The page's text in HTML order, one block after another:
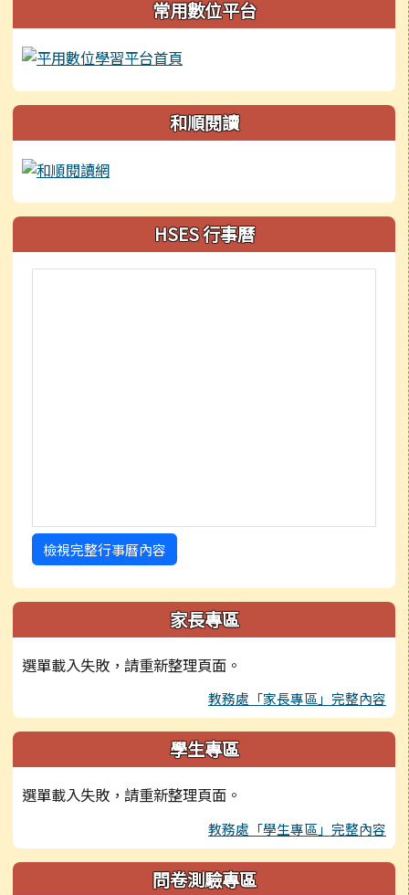
常用數位平台
和順閱讀
HSES 行事曆
檢視完整行事曆內容
家長專區
選單載入失敗，請重新整理頁面。
教務處「家長專區」完整內容
學生專區
選單載入失敗，請重新整理頁面。
教務處「學生專區」完整內容
問卷測驗專區